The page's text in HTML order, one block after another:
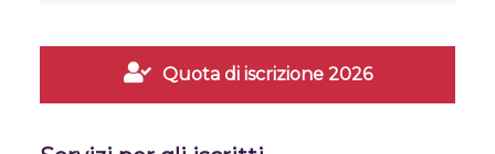
Quota di iscrizione 2026